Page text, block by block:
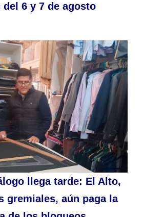
6 y 7 de agosto
llega tarde: El Alto,
gremiales, aún paga la